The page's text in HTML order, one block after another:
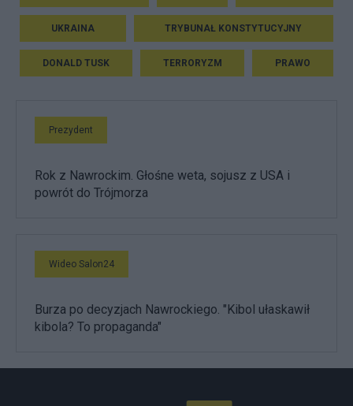
UKRAINA TRYBUNAŁ KONSTYTUCYJNY
DONALD TUSK TERRORYZM PRAWO
Prezydent
Rok z Nawrockim. Głośne weta, sojusz z USA i
powrót do Trójmorza
Wideo Salon24
Burza po decyzjach Nawrockiego. "Kibol ułaskawił
kibola? To propaganda"